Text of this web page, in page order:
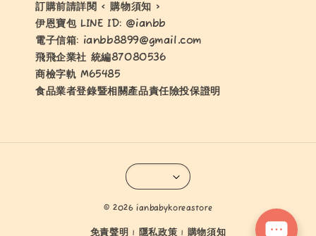
訂購前請詳閱 < 購物須知 >
伊恩寶包 LINE ID: @ianbb
電子信箱: ianbb8899@gmail.com
飛飛企業社 統編87080536
商檢字軌 M65485
食品業者登錄暨相關產品責任險投保證明
© 2026 ianbabykoreastore
免責聲明 | 隱私政策 | 購物須知